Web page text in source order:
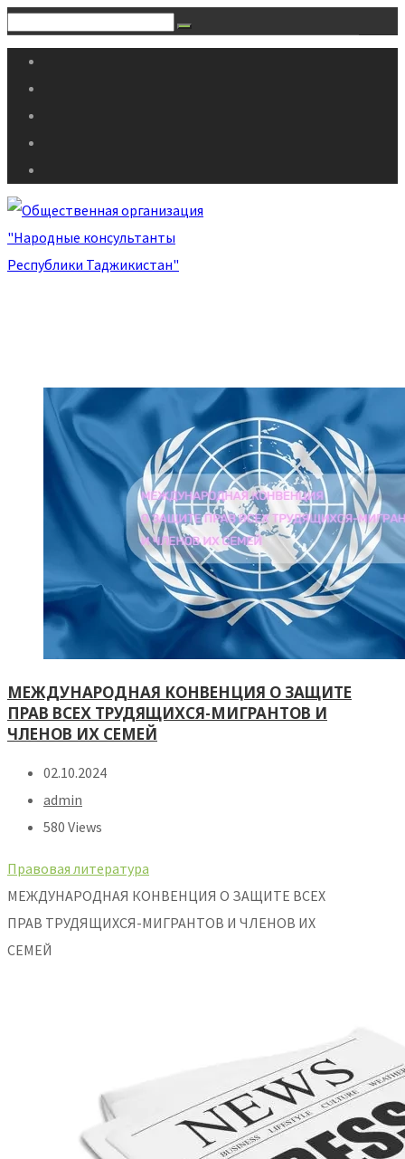
МЕЖДУНАРОДНАЯ КОНВЕНЦИЯ О ЗАЩИТЕ
ПРАВ ВСЕХ ТРУДЯЩИХСЯ-МИГРАНТОВ И
ЧЛЕНОВ ИХ СЕМЕЙ
02.10.2024
admin
580 Views
Правовая литература
МЕЖДУНАРОДНАЯ КОНВЕНЦИЯ О ЗАЩИТЕ ВСЕХ
ПРАВ ТРУДЯЩИХСЯ-МИГРАНТОВ И ЧЛЕНОВ ИХ
СЕМЕЙ